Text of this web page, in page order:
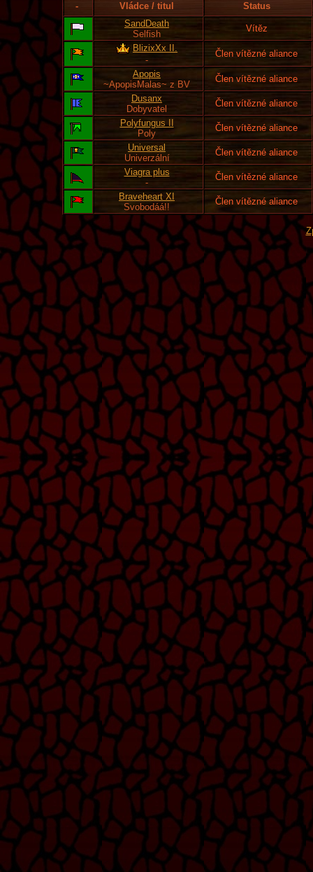
- Vládce / titul
Status
SandDeath
Selfish
Vítěz
BlizixXx II.
-
Člen vítězné aliance
Apopis
~ApopisMalas~ z BV
Člen vítězné aliance
Dusanx
Dobyvatel
Člen vítězné aliance
Polyfungus II
Poly
Člen vítězné aliance
Universal
Univerzální
Člen vítězné aliance
Viagra plus
-
Člen vítězné aliance
Braveheart XI
Svobodáá!!
Člen vítězné aliance